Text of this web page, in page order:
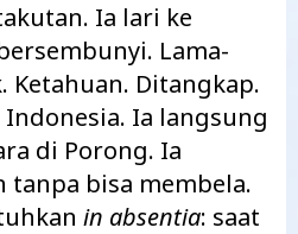
Ia lari ke
Lama-
Ketahuan. Ditangkap.
Ia langsung
di Porong. Ia
bisa membela.
in absentia: saat